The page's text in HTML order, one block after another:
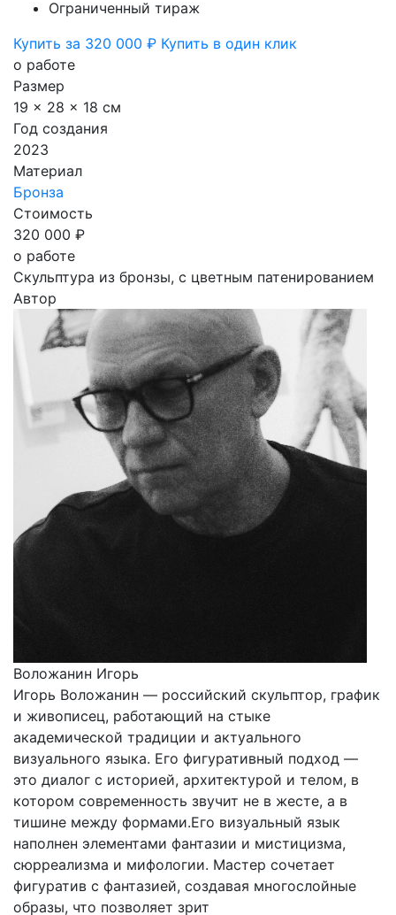
Ограниченный тираж
Купить за 320 000 ₽ Купить в один клик
о работе
Размер
19 x 28 x 18 см
Год создания
2023
Материал
Бронза
Стоимость
320 000 ₽
о работе
Скульптура из бронзы, с цветным патенированием
Автор
Воложанин Игорь
Игорь Воложанин — российский скульптор, график
и живописец, работающий на стыке
академической традиции и актуального
визуального языка. Его фигуративный подход —
это диалог с историей, архитектурой и телом, в
котором современность звучит не в жесте, а в
тишине между формами.Его визуальный язык
наполнен элементами фантазии и мистицизма,
сюрреализма и мифологии. Мастер сочетает
фигуратив с фантазией, создавая многослойные
образы, что позволяет зрит